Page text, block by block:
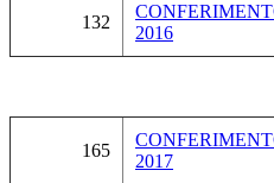
132
2016
165
2017